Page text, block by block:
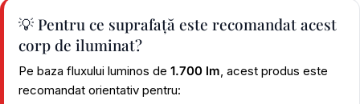
💡 Pentru ce suprafață este recomandat acest
corp de iluminat?
Pe baza fluxului luminos de 1.700 lm, acest produs este
recomandat orientativ pentru: